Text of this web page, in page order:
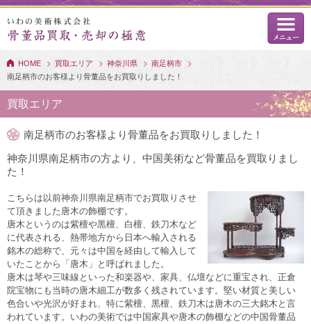
HOME 買取エリア 神奈川県
南足柄市
南足柄市のお客様より骨董品をお買取りしました！
買取エリア
南足柄市のお客様より骨董品をお買取りしました！
神奈川県南足柄市の方より、中国美術など骨董品を買取りまし
た！
こちらは以前神奈川県南足柄市でお買取りさせ
て頂きました唐木の飾棚です。
唐木というのは紫檀や黒檀、白檀、鉄刀木など
に代表される、熱帯地方から日本へ輸入される
銘木の総称で、元々は中国を経由して輸入して
いたことから「唐木」と呼ばれました。
唐木は琴や三味線といった和楽器や、家具、仏壇などに重宝され、正倉
院宝物にも当時の唐木細工が数多く残されています。堅い材質と美しい
色合いや光沢が好まれ、特に紫檀、黒檀、鉄刀木は唐木の三大銘木と言
われています。いわの美術では中国家具や唐木の飾棚などの中国骨董品